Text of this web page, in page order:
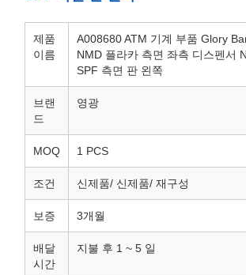
제품
이름
A008680 ATM 기계 부품 Glory
NMD 플라카 측면 좌측 디스펜서
SPF 측면 판 왼쪽
브랜
드
영광
MOQ 1 PCS
조건 신제품/ 신제품/ 재구성
보증 3개월
배달
시간
지불 후 1 ~ 5 일